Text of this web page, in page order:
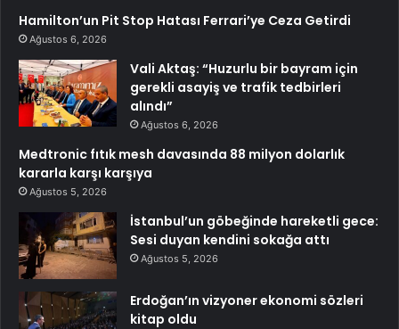
Hamilton’un Pit Stop Hatası Ferrari’ye Ceza Getirdi
Ağustos 6, 2026
Vali Aktaş: “Huzurlu bir bayram için
gerekli asayiş ve trafik tedbirleri
alındı”
Ağustos 6, 2026
Medtronic fıtık mesh davasında 88 milyon dolarlık
kararla karşı karşıya
Ağustos 5, 2026
İstanbul’un göbeğinde hareketli gece:
Sesi duyan kendini sokağa attı
Ağustos 5, 2026
Erdoğan’ın vizyoner ekonomi sözleri
kitap oldu